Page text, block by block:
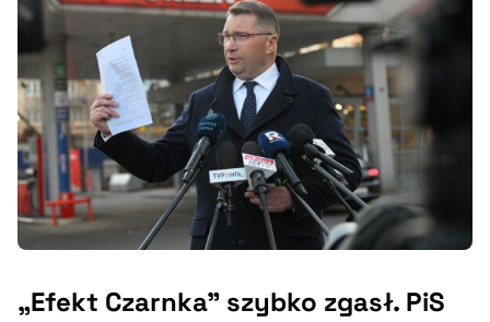
„Efekt Czarnka” szybko zgasł. PiS